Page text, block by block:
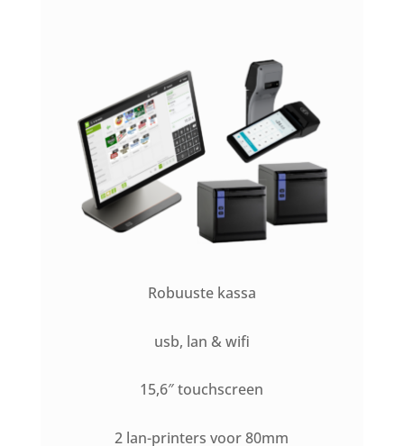
Robuuste kassa
usb, lan & wifi
15,6″ touchscreen
2 lan-printers voor 80mm